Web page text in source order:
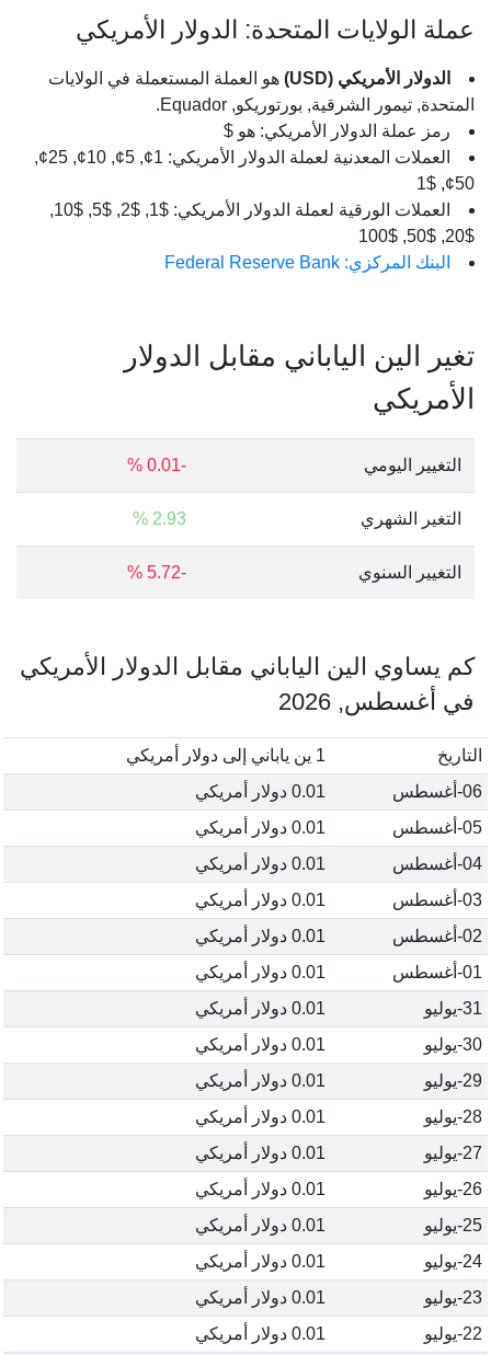
عملة الولايات المتحدة: الدولار الأمريكي
الدولار الأمريكي (USD)
هو العملة المستعملة في الولايات
المتحدة, تيمور الشرقية, بورتوريكو, Equador.
رمز عملة الدولار الأمريكي: هو $
العملات المعدنية لعملة الدولار الأمريكي: 1¢, 5¢, 10¢, 25¢,
50¢, $1
العملات الورقية لعملة الدولار الأمريكي: $1, $2, $5, $10,
$20, $50, $100
البنك المركزي: Federal Reserve Bank
تغير الين الياباني مقابل الدولار
الأمريكي
التغيير اليومي -0.01 %
التغير الشهري 2.93 %
التغيير السنوي -5.72 %
كم يساوي الين الياباني مقابل الدولار الأمريكي
في أغسطس, 2026
التاريخ
1 ين ياباني إلى دولار أمريكي
06-أغسطس
0.01 دولار أمريكي
05-أغسطس
0.01 دولار أمريكي
04-أغسطس
0.01 دولار أمريكي
03-أغسطس
0.01 دولار أمريكي
02-أغسطس
0.01 دولار أمريكي
01-أغسطس
0.01 دولار أمريكي
31-يوليو
0.01 دولار أمريكي
30-يوليو
0.01 دولار أمريكي
29-يوليو
0.01 دولار أمريكي
28-يوليو
0.01 دولار أمريكي
27-يوليو
0.01 دولار أمريكي
26-يوليو
0.01 دولار أمريكي
25-يوليو
0.01 دولار أمريكي
24-يوليو
0.01 دولار أمريكي
23-يوليو
0.01 دولار أمريكي
22-يوليو
0.01 دولار أمريكي